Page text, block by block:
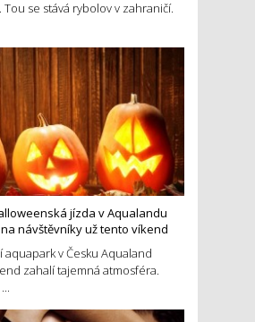
se stává rybolov v zahraničí.
jízda v Aqualandu
návštěvníky už tento víkend
v Česku Aqualand
zahalí tajemná atmosféra.